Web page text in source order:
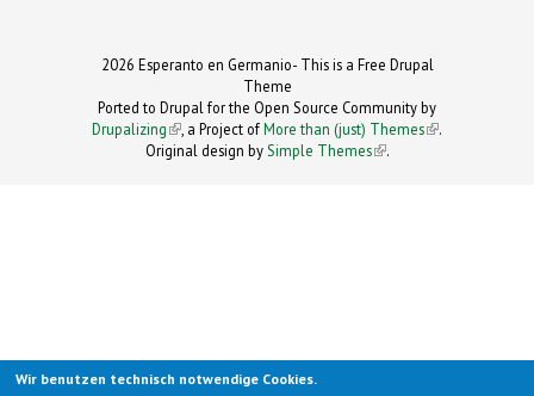
2026 Esperanto en Germanio- This is a Free Drupal
Theme
Ported to Drupal for the Open Source Community by
Drupalizing(link is external)
, a Project ofMore than (just) Themes (link is
.
Original design by Simple Themes
(link is
.
Wir benutzen technisch notwendige Cookies.